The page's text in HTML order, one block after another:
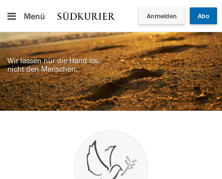
Menü Anmelden Abo
Wir lassen nur die Hand los,
nicht den Menschen.